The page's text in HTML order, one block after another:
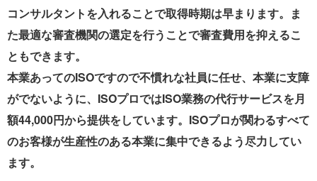
コンサルタントを入れることで取得時期は早まります。ま
た最適な審査機関の選定を行うことで審査費用を抑えるこ
ともできます。
本業あってのISOですので不慣れな社員に任せ、本業に支障
がでないように、ISOプロではISO業務の代行サービスを月
額44,000円から提供をしています。ISOプロが関わるすべて
のお客様が生産性のある本業に集中できるよう尽力してい
ます。